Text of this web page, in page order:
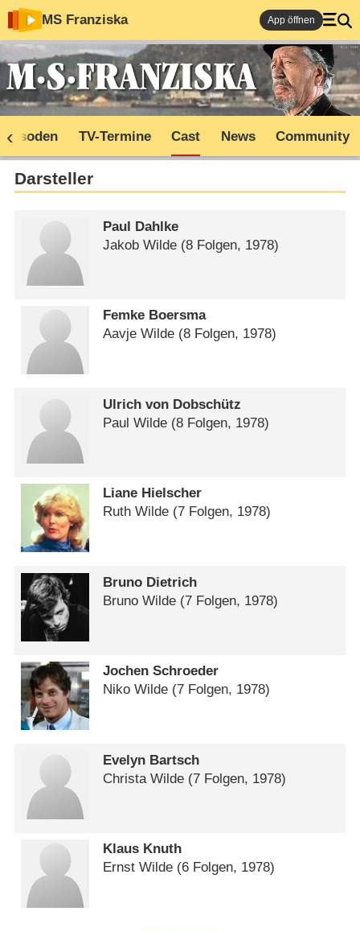
MS Franziska App öffnen
TV-Termine Cast News Community
Darsteller
Paul Dahlke
Jakob Wilde (8 Folgen, 1978)
Femke Boersma
Aavje Wilde (8 Folgen, 1978)
Ulrich von Dobschütz
Paul Wilde (8 Folgen, 1978)
Liane Hielscher
Ruth Wilde (7 Folgen, 1978)
Bruno Dietrich
Bruno Wilde (7 Folgen, 1978)
Jochen Schroeder
Niko Wilde (7 Folgen, 1978)
Evelyn Bartsch
Christa Wilde (7 Folgen, 1978)
Klaus Knuth
Ernst Wilde (6 Folgen, 1978)